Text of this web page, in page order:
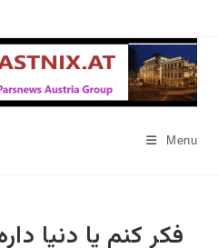
Menu
فکر کنم یا دنیا